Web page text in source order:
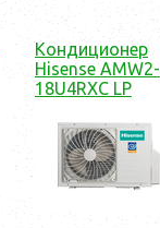
Кондиционер
Hisense AMW2-
18U4RXC LP